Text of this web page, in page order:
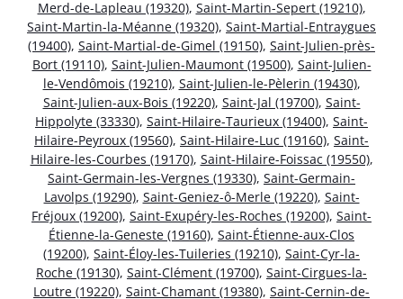
Merd-de-Lapleau (19320), Saint-Martin-Sepert (19210),
Saint-Martin-la-Méanne (19320), Saint-Martial-Entraygues
(19400), Saint-Martial-de-Gimel (19150), Saint-Julien-près-
Bort (19110), Saint-Julien-Maumont (19500), Saint-Julien-
le-Vendômois (19210), Saint-Julien-le-Pèlerin (19430),
Saint-Julien-aux-Bois (19220), Saint-Jal (19700), Saint-
Hippolyte (33330), Saint-Hilaire-Taurieux (19400), Saint-
Hilaire-Peyroux (19560), Saint-Hilaire-Luc (19160), Saint-
Hilaire-les-Courbes (19170), Saint-Hilaire-Foissac (19550),
Saint-Germain-les-Vergnes (19330), Saint-Germain-
Lavolps (19290), Saint-Geniez-ô-Merle (19220), Saint-
Fréjoux (19200), Saint-Exupéry-les-Roches (19200), Saint-
Étienne-la-Geneste (19160), Saint-Étienne-aux-Clos
(19200), Saint-Éloy-les-Tuileries (19210), Saint-Cyr-la-
Roche (19130), Saint-Clément (19700), Saint-Cirgues-la-
Loutre (19220), Saint-Chamant (19380), Saint-Cernin-de-